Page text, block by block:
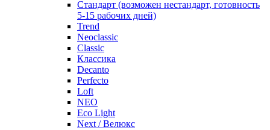
Стандарт (возможен нестандарт, готовность
5-15 рабочих дней)
Trend
Neoclassic
Classic
Классика
Decanto
Perfecto
Loft
NEO
Eco Light
Next / Велюкс